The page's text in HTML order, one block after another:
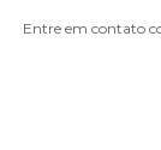
Entre em contato